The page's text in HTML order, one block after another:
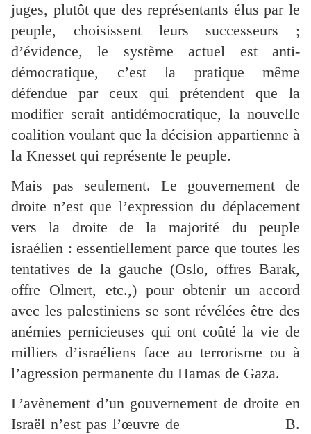
juges, plutôt que des représentants élus par le
peuple, choisissent leurs successeurs ;
d’évidence, le système actuel est anti-
démocratique, c’est la pratique même
défendue par ceux qui prétendent que la
modifier serait antidémocratique, la nouvelle
coalition voulant que la décision appartienne à
la Knesset qui représente le peuple.
Mais pas seulement. Le gouvernement de
droite n’est que l’expression du déplacement
vers la droite de la majorité du peuple
israélien : essentiellement parce que toutes les
tentatives de la gauche (Oslo, offres Barak,
offre Olmert, etc.,) pour obtenir un accord
avec les palestiniens se sont révélées être des
anémies pernicieuses qui ont coûté la vie de
milliers d’israéliens face au terrorisme ou à
l’agression permanente du Hamas de Gaza.
L’avènement d’un gouvernement de droite en
Israël n’est pas l’œuvre de B.